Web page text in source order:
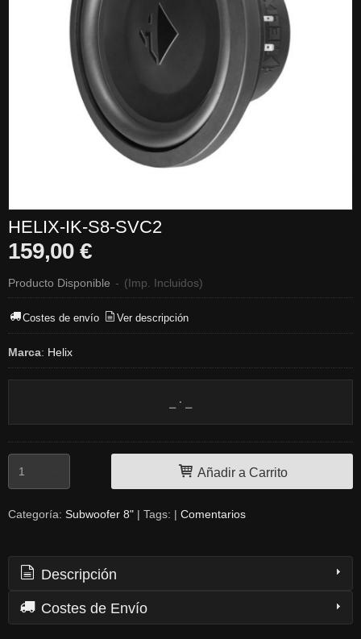
HELIX-IK-S8-SVC2
159,00 €
Producto Disponible - (Imp. Incluidos)
Costes de envío Ver descripción
Marca: Helix
Añadir a Carrito
Categoría: Subwoofer 8" | Tags: | Comentarios
Descripción
Costes de Envío